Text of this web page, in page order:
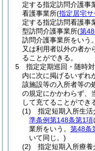
定する指定訪問介護事
看護事業所(指定居宅
定する指定訪問看護事
型訪問介護事業所(第
訪問介護事業所をいう
又は利用者以外の者か
ることができる。
5
指定定期巡回・随時
内に次に掲げるいずれ
該施設等の入所者等の
の規定にかかわらず、
して充てることができ
(1)
指定短期入所生活
準条例第148条第1項
業所をいう。 第48条
いて同じ。)
(2)
指定短期入所療養